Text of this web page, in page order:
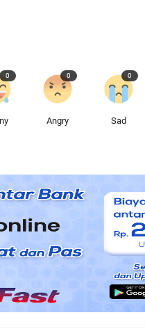
0
Angry
0
Sad
0